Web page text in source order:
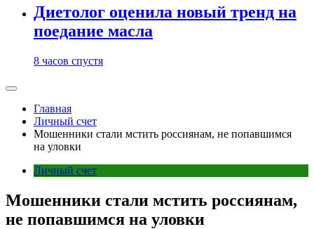
Диетолог оценила новый тренд на
поедание масла
8 часов спустя
Главная
Личный счет
Мошенники стали мстить россиянам, не попавшимся
на уловки
Личный счет
Мошенники стали мстить россиянам,
не попавшимся на уловки